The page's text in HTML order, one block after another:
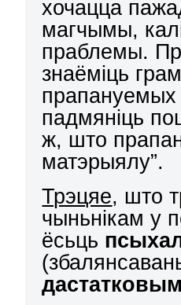
хочацца
магчымы,
праблемы.
знаёміць
падмяніць
ж, што
матэрыялу”.
Трэцяе, што
чыньнікам у
ёсьць